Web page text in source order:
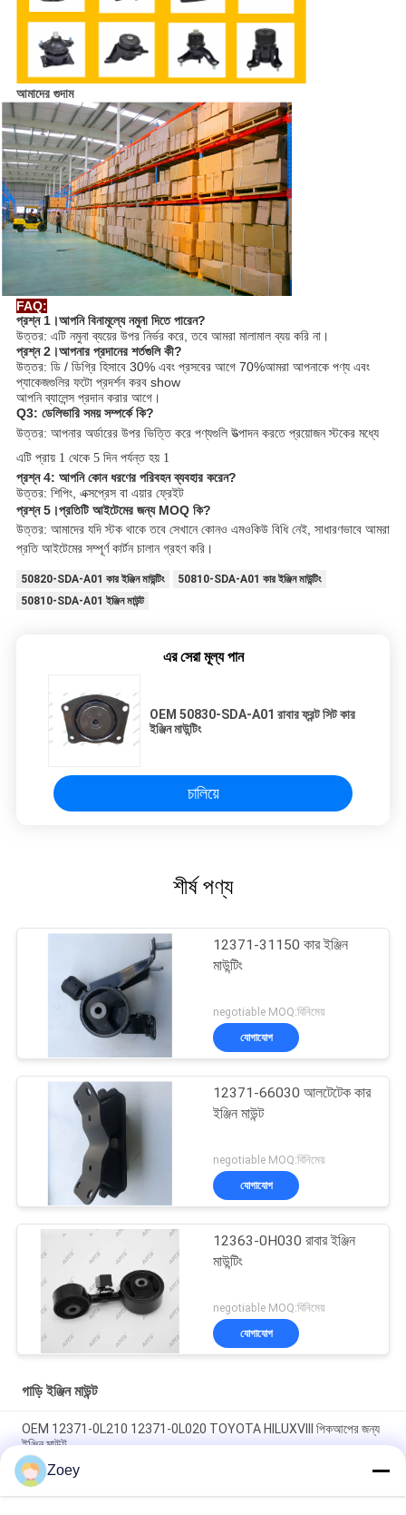
আমাদের গুদাম
FAQ:
প্রশ্ন 1।আপনি বিনামূল্যে নমুনা দিতে পারেন?
উত্তর: এটি নমুনা ব্যয়ের উপর নির্ভর করে, তবে আমরা মালামাল ব্যয় করি না।
প্রশ্ন 2।আপনার প্রদানের শর্তগুলি কী?
উত্তর: ডি / ডিগ্রি হিসাবে 30% এবং প্রসবের আগে 70%আমরা আপনাকে পণ্য এবং
প্যাকেজগুলির ফটো প্রদর্শন করব show
আপনি ব্যালেন্স প্রদান করার আগে।
Q3: ডেলিভারি সময় সম্পর্কে কি?
উত্তর: আপনার অর্ডারের উপর ভিত্তি করে পণ্যগুলি উত্পাদন করতে প্রয়োজন স্টকের মধ্যে
এটি প্রায় 1 থেকে 5 দিন পর্যন্ত হয় 1
প্রশ্ন 4: আপনি কোন ধরণের পরিবহন ব্যবহার করেন?
উত্তর: শিপিং, এক্সপ্রেস বা এয়ার ফ্রেইট
প্রশ্ন 5।প্রতিটি আইটেমের জন্য MOQ কি?
উত্তর: আমাদের যদি স্টক থাকে তবে সেখানে কোনও এমওকিউ বিধি নেই, সাধারণভাবে আমরা
প্রতি আইটেমের সম্পূর্ণ কার্টন চালান গ্রহণ করি।
50820-SDA-A01 কার ইঞ্জিন মাউন্টিং
50810-SDA-A01 কার ইঞ্জিন মাউন্টিং
50810-SDA-A01 ইঞ্জিন মাউন্ট
এর সেরা মূল্য পান
OEM 50830-SDA-A01 রাবার ফ্রন্ট সিট কার
ইঞ্জিন মাউন্টিং
চালিয়ে
শীর্ষ পণ্য
12371-31150 কার ইঞ্জিন
মাউন্টিং
negotiable MOQ:বিনিমেয়
যোগাযোগ
12371-66030 আলটেটেক কার
ইঞ্জিন মাউন্ট
negotiable MOQ:বিনিমেয়
যোগাযোগ
12363-0H030 রাবার ইঞ্জিন
মাউন্টিং
negotiable MOQ:বিনিমেয়
যোগাযোগ
গাড়ি ইঞ্জিন মাউন্ট
OEM 12371-0L210 12371-0L020 TOYOTA HILUXVIII পিকআপের জন্য
ইঞ্জিন মাউন্ট
OEM 12361-31210 1236131210 টয়োটা আলফার্ড / ভেলফায়ারের জন্য ইঞ্জিন
মাউন্টিং
Zoey